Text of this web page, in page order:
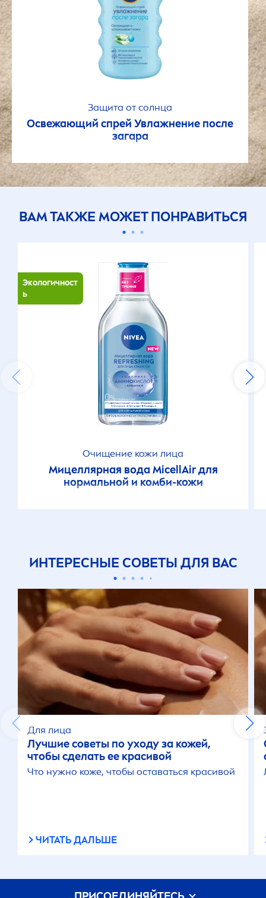
Защита от солнца
Освежающий спрей Увлажнение после
загара
ВАМ ТАКЖЕ МОЖЕТ ПОНРАВИТЬСЯ
Экологичност
ь
Очищение кожи лица
Мицеллярная водаMicellAirдля
нормальной и комби-кожи
ИНТЕРЕСНЫЕ СОВЕТЫ ДЛЯ ВАС
Для лица
Лучшие советы по уходу за кожей,
чтобы сделать ее красивой
Что нужно коже, чтобы оставаться красивой
ЧИТАТЬ ДАЛЬШЕ